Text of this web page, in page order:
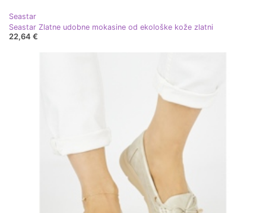
Seastar
Seastar Zlatne udobne mokasine od ekološke kože zlatni
22,64 €